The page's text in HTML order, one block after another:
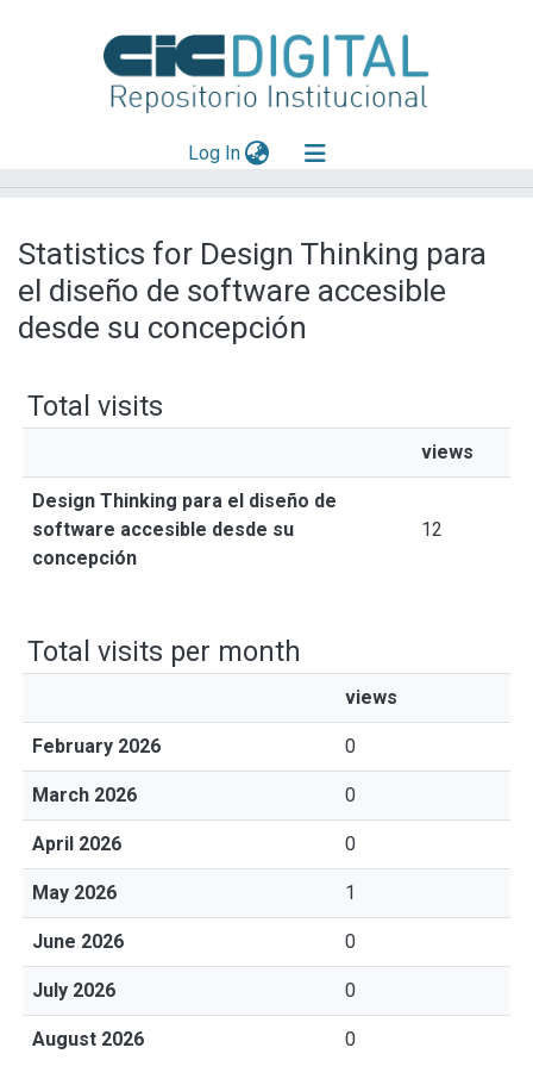
Log In(current)
Mas información
Aportar material
Statistics for Design Thinking para
el diseño de software accesible
desde su concepción
Total visits
views
Design Thinking para el diseño de
software accesible desde su
concepción
12
Total visits per month
views
February 2026 0
March 2026 0
April 2026 0
May 2026 1
June 2026 0
July 2026 0
August 2026 0